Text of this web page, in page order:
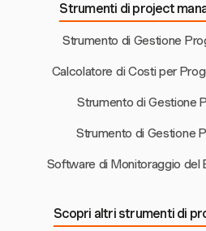
Strumenti di project
Strumento di Gestione
Calcolatore di Costi per
Strumento di Gestione
Strumento di Gestione
Software di Monitoraggio del
Scopri altri strumenti di